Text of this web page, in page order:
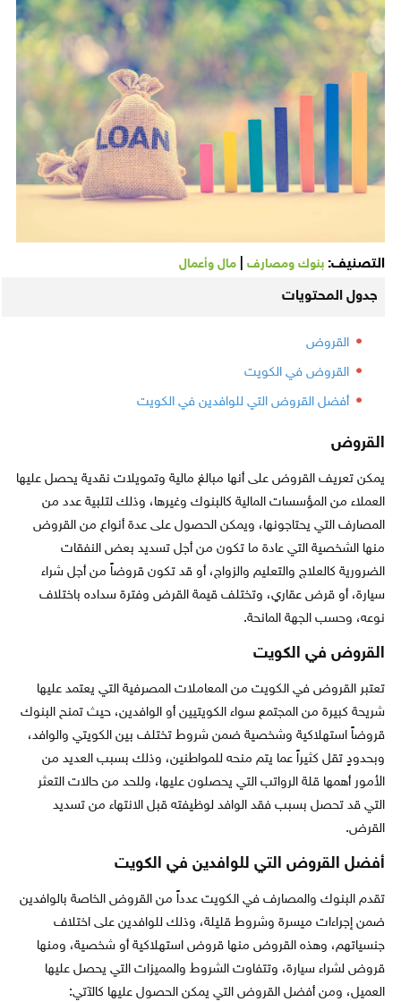
التصنيف: بنوك ومصارف| مال وأعمال
جدول المحتويات
القروض
القروض في الكويت
أفضل القروض التي للوافدين في الكويت
القروض
يمكن تعريف القروض على أنها مبالغ مالية وتمويلات نقدية يحصل عليها
العملاء من المؤسسات المالية كالبنوك وغيرها، وذلك لتلبية عدد من
المصارف التي يحتاجونها، ويمكن الحصول على عدة أنواع من القروض
منها الشخصية التي عادة ما تكون من أجل تسديد بعض النفقات
الضرورية كالعلاج والتعليم والزواج، أو قد تكون قروضاً من أجل شراء
سيارة، أو قرض عقاري، وتختلف قيمة القرض وفترة سداده باختلاف
نوعه، وحسب الجهة المانحة.
القروض في الكويت
تعتبر القروض في الكويت من المعاملات المصرفية التي يعتمد عليها
شريحة كبيرة من المجتمع سواء الكويتيين أو الوافدين، حيث تمنح البنوك
قروضاً استهلاكية وشخصية ضمن شروط تختلف بين الكويتي والوافد،
وبحدودٍ تقل كثيراً عما يتم منحه للمواطنين، وذلك بسبب العديد من
الأمور أهمها قلة الرواتب التي يحصلون عليها، وللحد من حالات التعثر
التي قد تحصل بسبب فقد الوافد لوظيفته قبل الانتهاء من تسديد
القرض.
أفضل القروض التي للوافدين في الكويت
تقدم البنوك والمصارف في الكويت عدداً من القروض الخاصة بالوافدين
ضمن إجراءات ميسرة وشروط قليلة، وذلك للوافدين على اختلاف
جنسياتهم، وهذه القروض منها قروض استهلاكية أو شخصية، ومنها
قروض لشراء سيارة، وتتفاوت الشروط والمميزات التي يحصل عليها
العميل، ومن أفضل القروض التي يمكن الحصول عليها كالآتي: